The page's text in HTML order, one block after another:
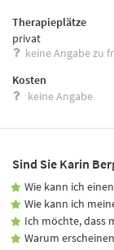
Therapieplätze
privat
keine Angabe zu
Kosten
keine Angabe
Sind Sie Karin
Wie kann ich
Wie kann ich
Ich möchte, dass
Warum